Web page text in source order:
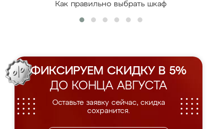
Как правильно выбрать шкаф
ФИКСИРУЕМ СКИДКУ В 5%
ДО КОНЦА АВГУСТА
Оставьте заявку сейчас, скидка
сохранится.